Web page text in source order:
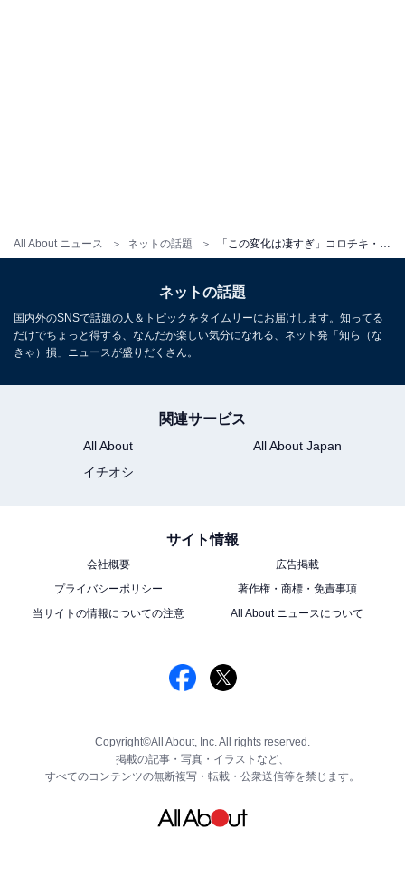
All About ニュース ネットの話題
ネットの話題
国内外のSNSで話題の人＆トピックをタイムリーにお届けします。知ってる
だけでちょっと得する、なんだか楽しい気分になれる、ネット発「知ら（な
きゃ）損」ニュースが盛りだくさん。
関連サービス
All About
All About Japan
イチオシ
サイト情報
会社概要
広告掲載
プライバシーポリシー
著作権・商標・免責事項
当サイトの情報についての注意
All About ニュースについて
Copyright©All About, Inc. All rights reserved.
掲載の記事・写真・イラストなど、
すべてのコンテンツの無断複写・転載・公衆送信等を禁じます。